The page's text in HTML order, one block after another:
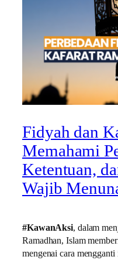
Fidyah dan
Memahami
Ketentuan,
Wajib
#KawanAksi, dalam
Ramadhan, Islam
mengenai cara